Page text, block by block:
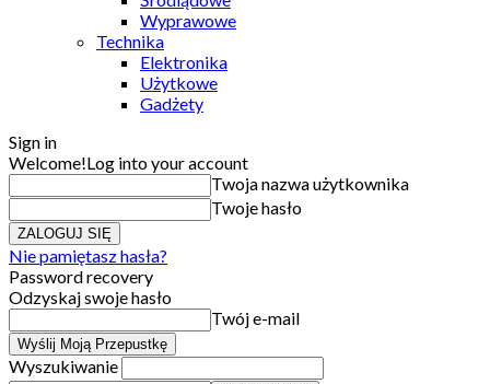
Wyprawowe
Technika
Elektronika
Użytkowe
Gadżety
Sign in
Welcome!Log into your account
Twoja nazwa użytkownika
Twoje hasło
Nie pamiętasz hasła?
Password recovery
Odzyskaj swoje hasło
Twój e-mail
Wyszukiwanie